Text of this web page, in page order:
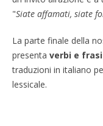
"Siate affamati, siate
La parte finale della
presenta verbi e
traduzioni in italiano
lessicale.